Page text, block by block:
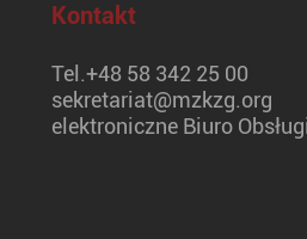
Kontakt
Tel.+48 58 342 25 00
sekretariat@mzkzg.org
elektroniczne Biuro